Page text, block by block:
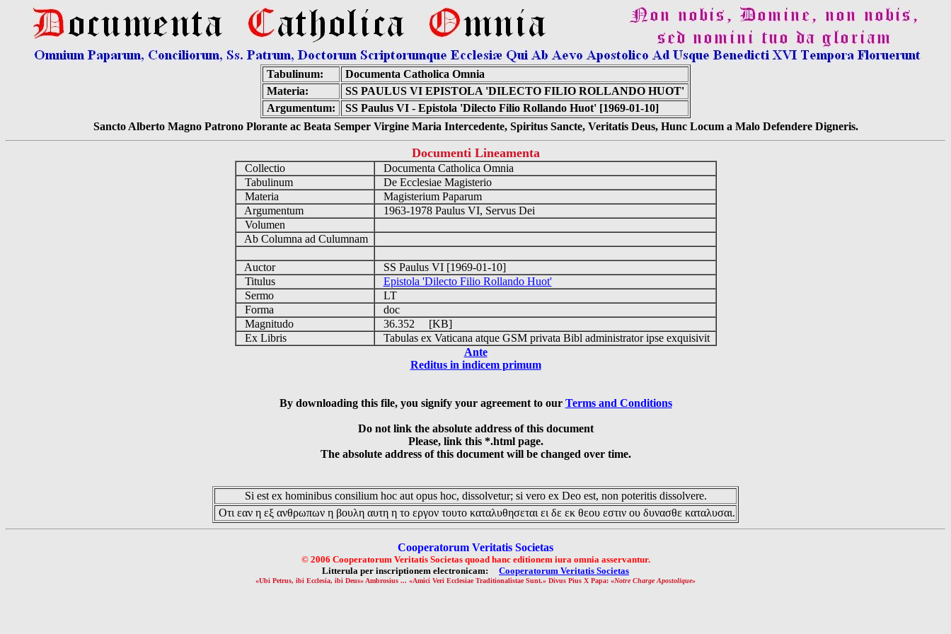
Tabulinum:
Documenta Catholica Omnia
Materia:
SS PAULUS VI EPISTOLA 'DILECTO FILIO ROLLANDO HUOT'
Argumentum:
SS Paulus VI - Epistola 'Dilecto Filio Rollando Huot' [1969-01-10]
Sancto Alberto Magno Patrono Plorante ac Beata Semper Virgine Maria Intercedente, Spiritus Sancte, Veritatis Deus, Hunc Locum a Malo Defendere Digneris.
Documenti Lineamenta
Collectio
Documenta Catholica Omnia
Tabulinum
De Ecclesiae Magisterio
Materia
Magisterium Paparum
Argumentum
1963-1978 Paulus VI, Servus Dei
Volumen
Ab Columna ad Culumnam
Auctor
SS Paulus VI [1969-01-10]
Titulus
Epistola 'Dilecto Filio Rollando Huot'
Sermo
LT
Forma
doc
Magnitudo
36.352 [KB]
Ex Libris
Tabulas ex Vaticana atque GSM privata Bibl administrator ipse exquisivit
Ante
Reditus in indicem primum
By downloading this file, you signify your agreement to our Terms and Conditions
Do not link the absolute address of this document
Please, link this *.html page.
The absolute address of this document will be changed over time.
Si est ex hominibus consilium hoc aut opus hoc, dissolvetur; si vero ex Deo est, non poteritis dissolvere.
Οτι εαν η εξ ανθρωπων η βουλη αυτη η το εργον τουτο καταλυθησεται ει δε εκ θεου εστιν ου δυνασθε καταλυσαι.
Cooperatorum Veritatis Societas
© 2006 Cooperatorum Veritatis Societas quoad hanc editionem iura omnia asservantur.
Litterula per inscriptionem electronicam: Cooperatorum Veritatis Societas
«Ubi Petrus, ibi Ecclesia, ibi Deus» Ambrosius ... «Amici Veri Ecclesiae Traditionalistae Sunt.» Divus Pius X Papa: «Notre Charge Apostolique»